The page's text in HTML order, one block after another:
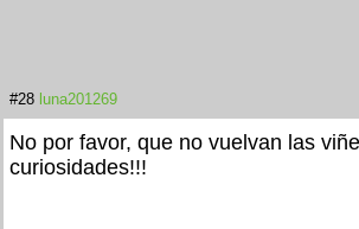
#28 luna201269
No por favor, que no vuelvan las
curiosidades!!!